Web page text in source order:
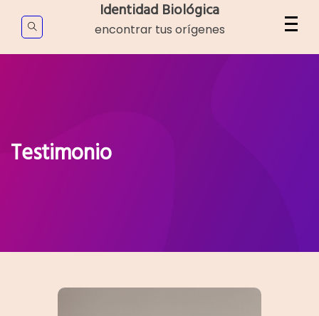
content
Identidad Biológica
encontrar tus orígenes
Testimonio